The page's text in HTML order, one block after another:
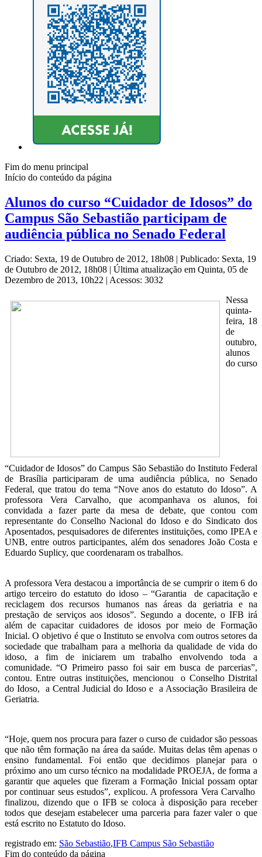
Fim do menu principal
Início do conteúdo da página
Alunos do curso “Cuidador de Idosos” do
Campus São Sebastião participam de
audiência pública no Senado Federal
Criado: Sexta, 19 de Outubro de 2012, 18h08 | Publicado: Sexta, 19
de Outubro de 2012, 18h08 | Última atualização em Quinta, 05 de
Dezembro de 2013, 10h22 | Acessos: 3032
Nessa
quinta-
feira, 18
de
outubro,
alunos
do curso
“Cuidador de Idosos” do Campus São Sebastião do Instituto Federal
de Brasília participaram de uma audiência pública, no Senado
Federal, que tratou do tema “Nove anos do estatuto do Idoso”. A
professora Vera Carvalho, que acompanhava os alunos, foi
convidada a fazer parte da mesa de debate, que contou com
representante do Conselho Nacional do Idoso e do Sindicato dos
Aposentados, pesquisadores de diferentes instituições, como IPEA e
UNB, entre outros participantes, além dos senadores João Costa e
Eduardo Suplicy, que coordenaram os trabalhos.
A professora Vera destacou a importância de se cumprir o item 6 do
artigo terceiro do estatuto do idoso – “Garantia de capacitação e
reciclagem dos recursos humanos nas áreas da geriatria e na
prestação de serviços aos idosos”. Segundo a docente, o IFB irá
além de capacitar cuidadores de idosos por meio de Formação
Inicial. O objetivo é que o Instituto se envolva com outros setores da
sociedade que trabalham para a melhoria da qualidade de vida do
idoso, a fim de iniciarem um trabalho envolvendo toda a
comunidade. “O Primeiro passo foi sair em busca de parcerias”,
contou. Entre outras instituições, mencionou o Conselho Distrital
do Idoso, a Central Judicial do Idoso e a Associação Brasileira de
Geriatria.
“Hoje, quem nos procura para fazer o curso de cuidador são pessoas
que não têm formação na área da saúde. Muitas delas têm apenas o
ensino fundamental. Foi então que decidimos planejar para o
próximo ano um curso técnico na modalidade PROEJA, de forma a
garantir que aqueles que fizeram a Formação Inicial possam optar
por continuar seus estudos”, explicou. A professora Vera Carvalho
finalizou, dizendo que o IFB se coloca à disposição para receber
todos que desejam estabelecer uma parceria para fazer valer o que
está escrito no Estatuto do Idoso.
registrado em: São Sebastião,IFB Campus São Sebastião
Fim do conteúdo da página